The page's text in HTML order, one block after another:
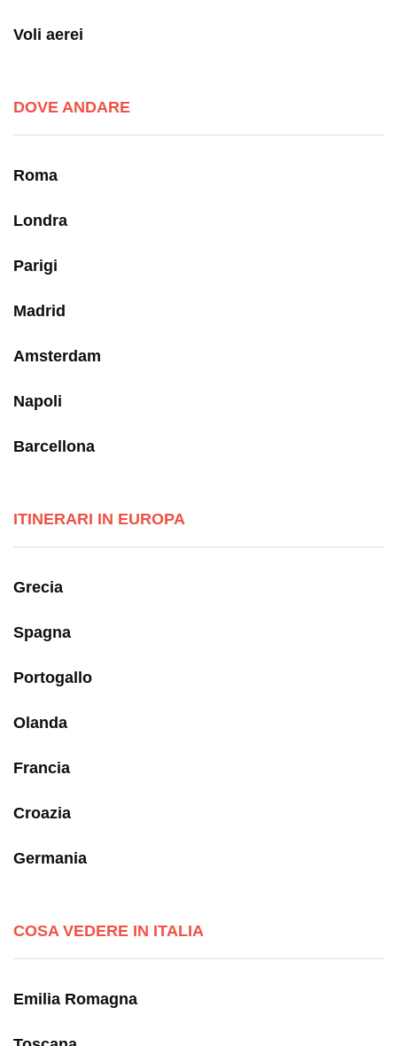
Voli aerei
DOVE ANDARE
Roma
Londra
Parigi
Madrid
Amsterdam
Napoli
Barcellona
ITINERARI IN EUROPA
Grecia
Spagna
Portogallo
Olanda
Francia
Croazia
Germania
COSA VEDERE IN ITALIA
Emilia Romagna